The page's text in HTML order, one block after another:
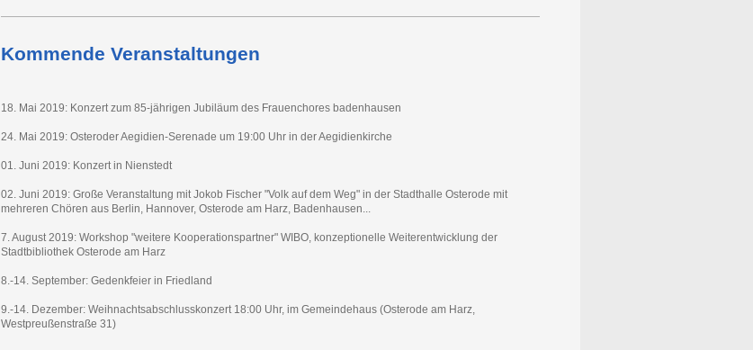
Kommende Veranstaltungen
18. Mai 2019: Konzert zum 85-jährigen Jubiläum des Frauenchores badenhausen
24. Mai 2019: Osteroder Aegidien-Serenade um 19:00 Uhr in der Aegidienkirche
01. Juni 2019: Konzert in Nienstedt
02. Juni 2019: Große Veranstaltung mit Jokob Fischer "Volk auf dem Weg" in der Stadthalle Osterode mit
mehreren Chören aus Berlin, Hannover, Osterode am Harz, Badenhausen...
7. August 2019: Workshop "weitere Kooperationspartner" WIBO, konzeptionelle Weiterentwicklung der
Stadtbibliothek Osterode am Harz
8.-14. September: Gedenkfeier in Friedland
9.-14. Dezember: Weihnachtsabschlusskonzert 18:00 Uhr, im Gemeindehaus (Osterode am Harz,
Westpreußenstraße 31)